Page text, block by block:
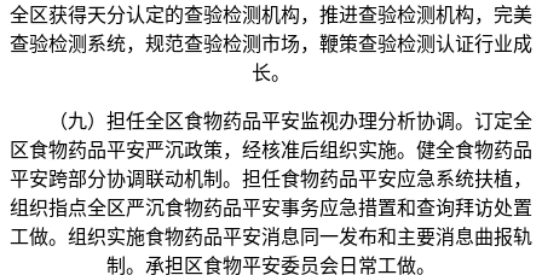
全区获得天分认定的查验检测机构，推进查验检测机构，完美
查验检测系统，规范查验检测市场，鞭策查验检测认证行业成
长。
（九）担任全区食物药品平安监视办理分析协调。订定全
区食物药品平安严沉政策，经核准后组织实施。健全食物药品
平安跨部分协调联动机制。担任食物药品平安应急系统扶植，
组织指点全区严沉食物药品平安事务应急措置和查询拜访处置
工做。组织实施食物药品平安消息同一发布和主要消息曲报轨
制。承担区食物平安委员会日常工做。